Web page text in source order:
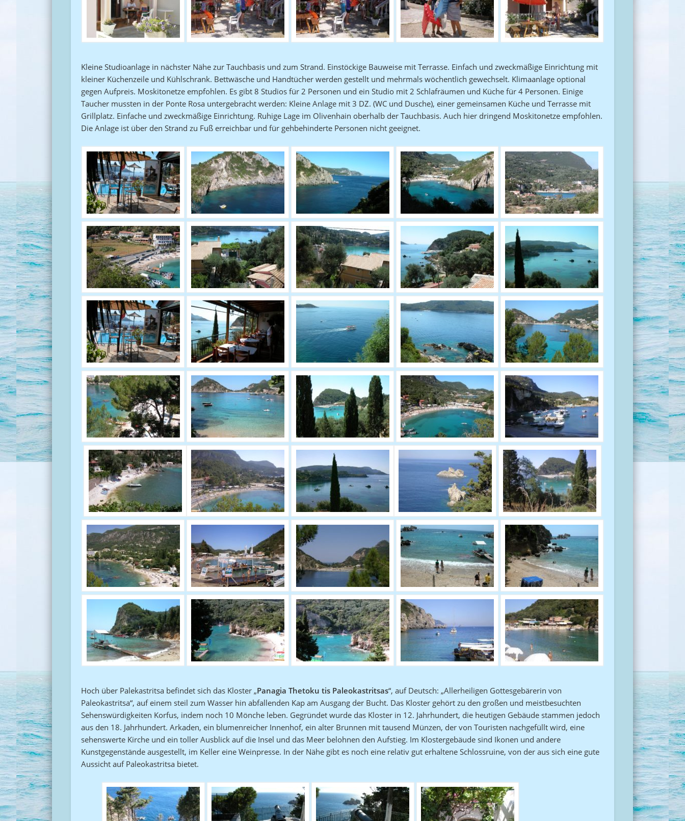
Kleine Studioanlage in nächster Nähe zur Tauchbasis und zum Strand. Einstöckige Bauweise mit Terrasse. Einfach und zweckmäßige Einrichtung mit
kleiner Küchenzeile und Kühlschrank. Bettwäsche und Handtücher werden gestellt und mehrmals wöchentlich gewechselt. Klimaanlage optional
gegen Aufpreis. Moskitonetze empfohlen. Es gibt 8 Studios für 2 Personen und ein Studio mit 2 Schlafräumen und Küche für 4 Personen. Einige
Taucher mussten in der Ponte Rosa untergebracht werden: Kleine Anlage mit 3 DZ. (WC und Dusche), einer gemeinsamen Küche und Terrasse mit
Grillplatz. Einfache und zweckmäßige Einrichtung. Ruhige Lage im Olivenhain oberhalb der Tauchbasis. Auch hier dringend Moskitonetze empfohlen.
Die Anlage ist über den Strand zu Fuß erreichbar und für gehbehinderte Personen nicht geeignet.
Hoch über Palekastritsa befindet sich das Kloster „Panagia Thetoku tis Paleokastritsas“, auf Deutsch: „Allerheiligen Gottesgebärerin von
Paleokastritsa“, auf einem steil zum Wasser hin abfallenden Kap am Ausgang der Bucht. Das Kloster gehört zu den großen und meistbesuchten
Sehenswürdigkeiten Korfus, indem noch 10 Mönche leben. Gegründet wurde das Kloster in 12. Jahrhundert, die heutigen Gebäude stammen jedoch
aus den 18. Jahrhundert. Arkaden, ein blumenreicher Innenhof, ein alter Brunnen mit tausend Münzen, der von Touristen nachgefüllt wird, eine
sehenswerte Kirche und ein toller Ausblick auf die Insel und das Meer belohnen den Aufstieg. Im Klostergebäude sind Ikonen und andere
Kunstgegenstände ausgestellt, im Keller eine Weinpresse. In der Nähe gibt es noch eine relativ gut erhaltene Schlossruine, von der aus sich eine gute
Aussicht auf Paleokastritsa bietet.